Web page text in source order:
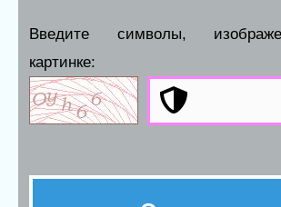
Введите символы,
картинке: